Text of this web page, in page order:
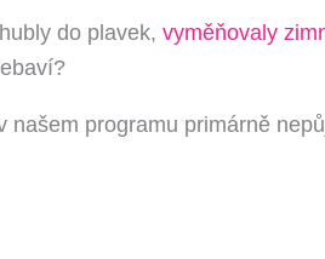
do plavek,vyměňovaly
programu primárně